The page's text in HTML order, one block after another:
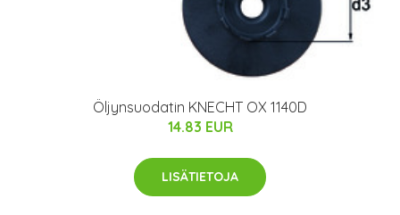
Öljynsuodatin KNECHT OX 1140D
14.83 EUR
LISÄTIETOJA